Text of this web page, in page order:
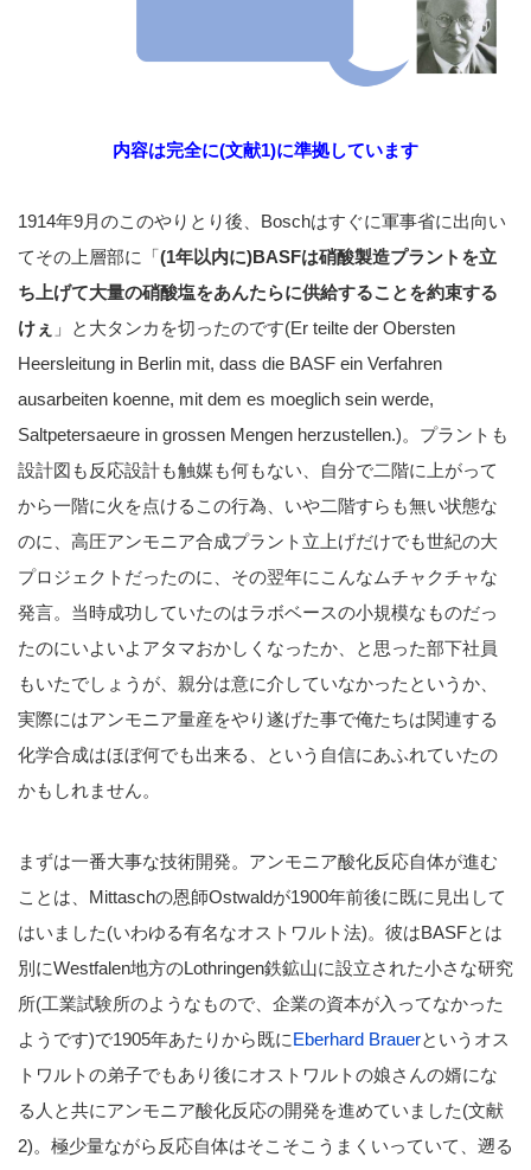
内容は完全に(文献1)に準拠しています
1914年9月のこのやりとり後、Boschはすぐに軍事省に出向い
てその上層部に「(1年以内に)BASFは硝酸製造プラントを立
ち上げて大量の硝酸塩をあんたらに供給することを約束する
けぇ 」と大タンカを切ったのです(Er teilte der Obersten
Heersleitung in Berlin mit, dass die BASF ein Verfahren
ausarbeiten koenne, mit dem es moeglich sein werde,
Saltpetersaeure in grossen Mengen herzustellen.)。プラントも
設計図も反応設計も触媒も何もない、自分で二階に上がって
から一階に火を点けるこの行為、いや二階すらも無い状態な
のに、高圧アンモニア合成プラント立上げだけでも世紀の大
プロジェクトだったのに、その翌年にこんなムチャクチャな
発言。当時成功していたのはラボベースの小規模なものだっ
たのにいよいよアタマおかしくなったか、と思った部下社員
もいたでしょうが、親分は意に介していなかったというか、
実際にはアンモニア量産をやり遂げた事で俺たちは関連する
化学合成はほぼ何でも出来る、という自信にあふれていたの
かもしれません。
まずは一番大事な技術開発。アンモニア酸化反応自体が進む
ことは、Mittaschの恩師Ostwaldが1900年前後に既に見出して
はいました(いわゆる有名なオストワルト法)。彼はBASFとは
別にWestfalen地方のLothringen鉄鉱山に設立された小さな研究
所(工業試験所のようなもので、企業の資本が入ってなかった
ようです)で1905年あたりから既にEberhard Brauerというオス
トワルトの弟子でもあり後にオストワルトの娘さんの婿にな
る人と共にアンモニア酸化反応の開発を進めていました(文献
2)。極少量ながら反応自体はそこそこうまくいっていて、遡る